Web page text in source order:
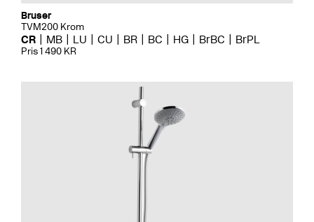
Bruser
TVM200 Krom
CR MB LU CU BR BC HG BrBC BrPL
Pris 1 490 KR